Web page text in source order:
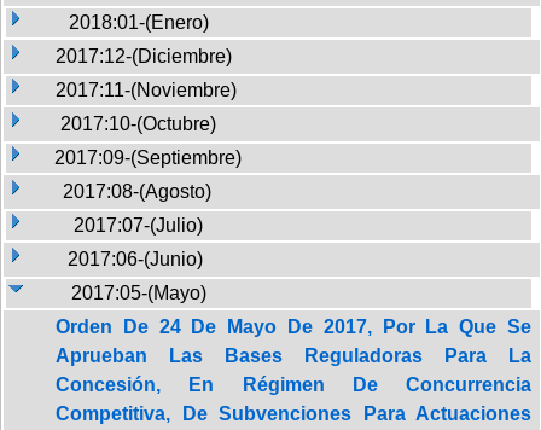
2018:01-(Enero)
2017:12-(Diciembre)
2017:11-(Noviembre)
2017:10-(Octubre)
2017:09-(Septiembre)
2017:08-(Agosto)
2017:07-(Julio)
2017:06-(Junio)
2017:05-(Mayo)
Orden De 24 De Mayo De 2017, Por La Que Se
Aprueban Las Bases Reguladoras Para La
Concesión, En Régimen De Concurrencia
Competitiva, De Subvenciones Para Actuaciones